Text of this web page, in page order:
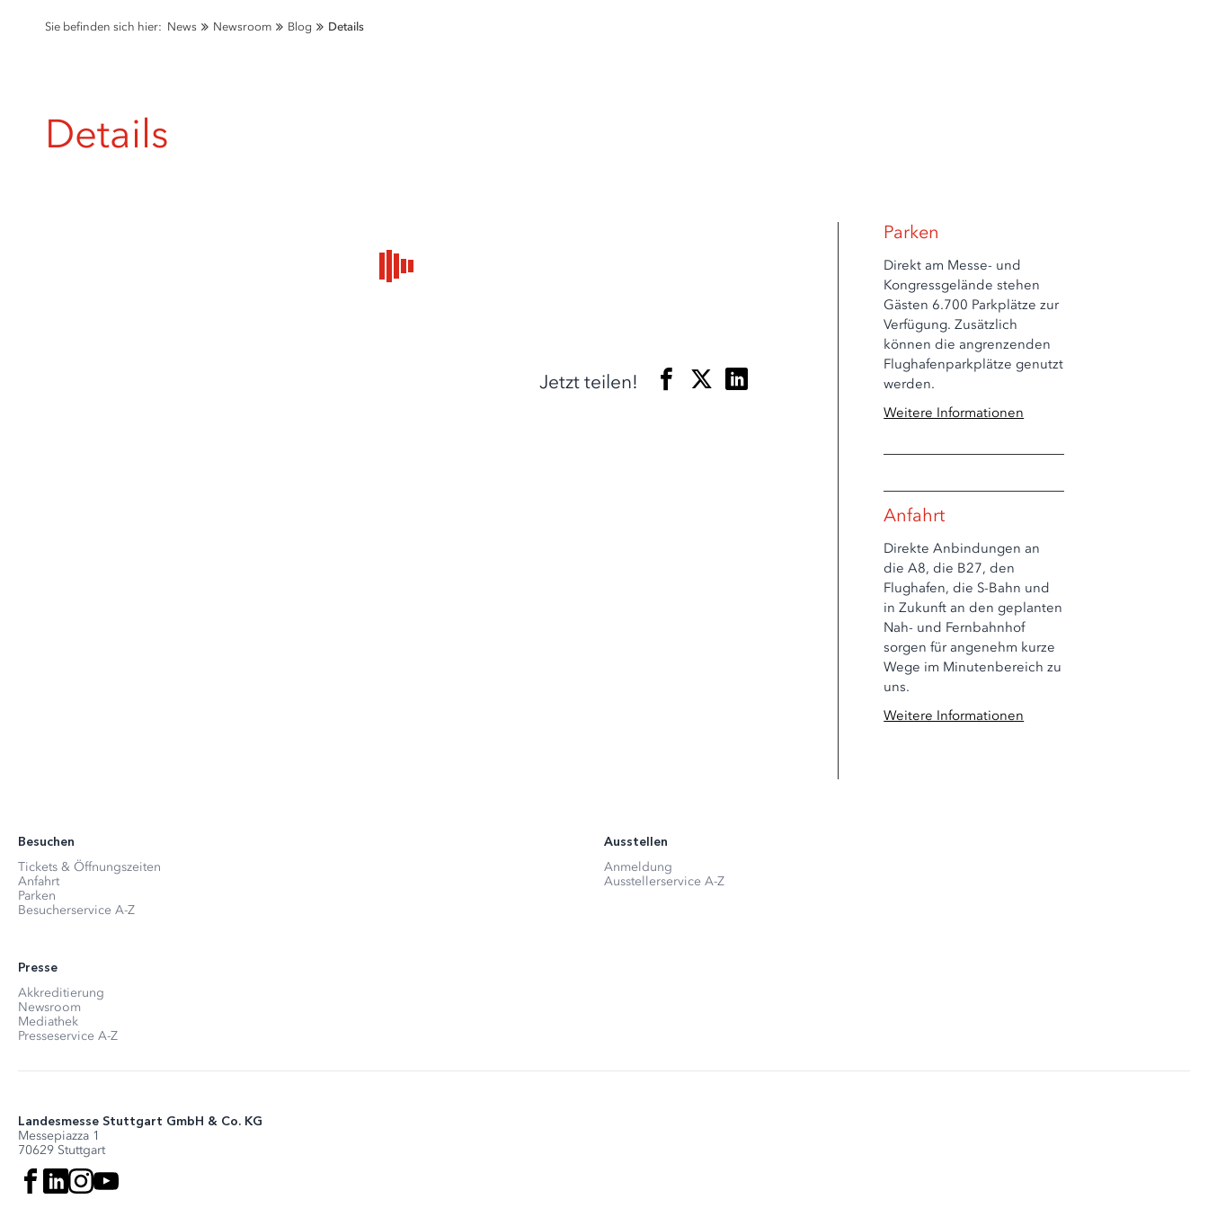
Sie befinden sich hier: News Newsroom Blog Details
Details
Jetzt teilen!
Parken
Direkt am Messe- und
Kongressgelände stehen
Gästen 6.700 Parkplätze zur
Verfügung. Zusätzlich
können die angrenzenden
Flughafenparkplätze genutzt
werden.
Weitere Informationen
Anfahrt
Direkte Anbindungen an
die A8, die B27, den
Flughafen, die S-Bahn und
in Zukunft an den geplanten
Nah- und Fernbahnhof
sorgen für angenehm kurze
Wege im Minutenbereich zu
uns.
Weitere Informationen
Besuchen
Tickets & Öffnungszeiten
Anfahrt
Parken
Besucherservice A-Z
Ausstellen
Anmeldung
Ausstellerservice A-Z
Presse
Akkreditierung
Newsroom
Mediathek
Presseservice A-Z
Landesmesse Stuttgart GmbH & Co. KG
Messepiazza 1
70629 Stuttgart